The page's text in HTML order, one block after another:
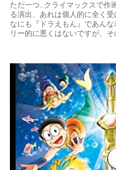
ただ一つ…クライマックスで作
る演出、あれは個人的に全く受
なにも『ドラえもん』であん
リー的に悪くはないですが、そ